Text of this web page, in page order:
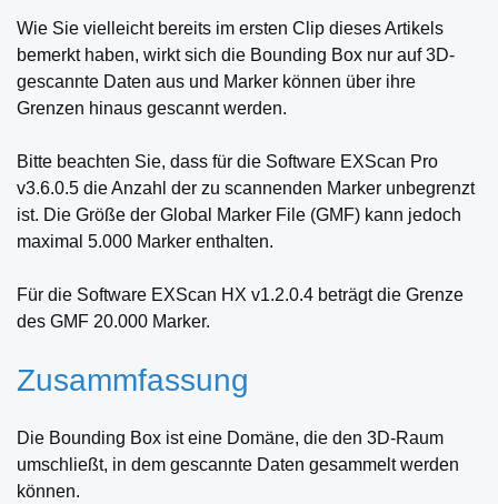
Wie Sie vielleicht bereits im ersten Clip dieses Artikels
bemerkt haben, wirkt sich die Bounding Box nur auf 3D-
gescannte Daten aus und Marker können über ihre
Grenzen hinaus gescannt werden.
Bitte beachten Sie, dass für die Software EXScan Pro
v3.6.0.5 die Anzahl der zu scannenden Marker unbegrenzt
ist. Die Größe der Global Marker File (GMF) kann jedoch
maximal 5.000 Marker enthalten.
Für die Software EXScan HX v1.2.0.4 beträgt die Grenze
des GMF 20.000 Marker.
Zusammfassung
Die Bounding Box ist eine Domäne, die den 3D-Raum
umschließt, in dem gescannte Daten gesammelt werden
können.